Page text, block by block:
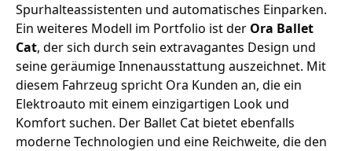
Spurhalteassistenten und automatisches Einparken.
Ein weiteres Modell im Portfolio ist der Ora Ballet
Cat, der sich durch sein extravagantes Design und
seine geräumige Innenausstattung auszeichnet. Mit
diesem Fahrzeug spricht Ora Kunden an, die ein
Elektroauto mit einem einzigartigen Look und
Komfort suchen. Der Ballet Cat bietet ebenfalls
moderne Technologien und eine Reichweite, die den